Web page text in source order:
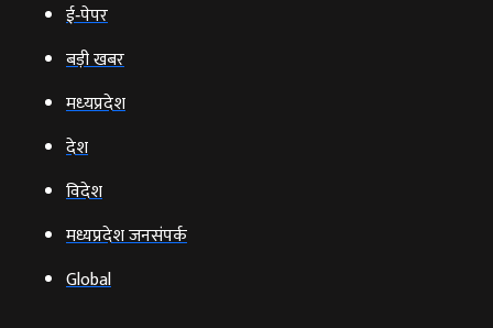
ई‑पेपर
बड़ी खबर
मध्‍यप्रदेश
देश
विदेश
मध्यप्रदेश जनसंपर्क
Global